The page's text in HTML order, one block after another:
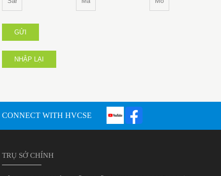
GỬI
NHẬP LẠI
CONNECT WITH HVCSE
TRỤ SỞ CHÍNH